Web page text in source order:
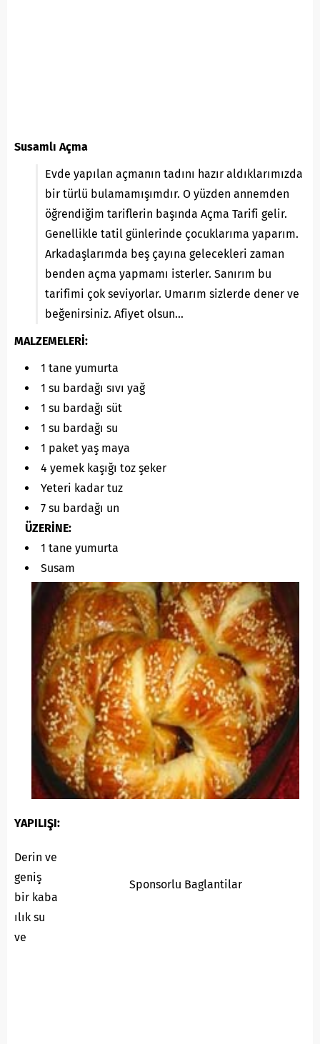
Susamlı Açma
Evde yapılan açmanın tadını hazır aldıklarımızda
bir türlü bulamamışımdır. O yüzden annemden
öğrendiğim tariflerin başında Açma Tarifi gelir.
Genellikle tatil günlerinde çocuklarıma yaparım.
Arkadaşlarımda beş çayına gelecekleri zaman
benden açma yapmamı isterler. Sanırım bu
tarifimi çok seviyorlar. Umarım sizlerde dener ve
beğenirsiniz. Afiyet olsun…
MALZEMELERİ:
1 tane yumurta
1 su bardağı sıvı yağ
1 su bardağı süt
1 su bardağı su
1 paket yaş maya
4 yemek kaşığı toz şeker
Yeteri kadar tuz
7 su bardağı un
ÜZERİNE:
1 tane yumurta
Susam
YAPILIŞI:
Sponsorlu Baglantilar
Derin ve
geniş
bir kaba
ılık su
ve